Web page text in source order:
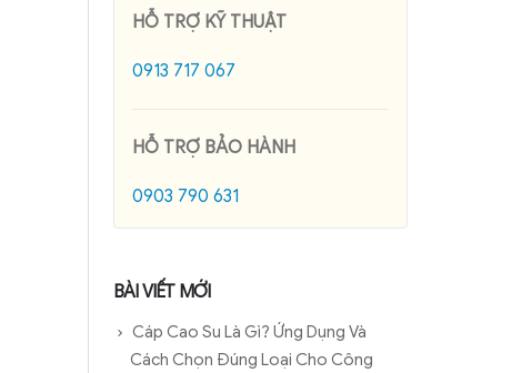
HỖ TRỢ KỸ THUẬT
0913 717 067
HỖ TRỢ BẢO HÀNH
0903 790 631
BÀI VIẾT MỚI
Cáp Cao Su Là Gì? Ứng Dụng Và
Cách Chọn Đúng Loại Cho Công